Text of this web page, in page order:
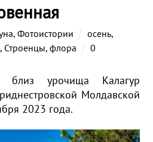
,Фотоистории осень,
, Строенцы,флора
0
урочища Калагур
Молдавской
2023 года.